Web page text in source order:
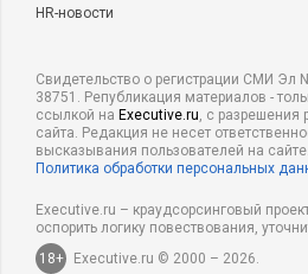
HR-новости
Свидетельство о регистрации СМИ Эл
38751. Републикация материалов -
ссылкой на Executive.ru, с разрешения
сайта. Редакция не несет
высказывания пользователей на сайте.
Политика обработки персональных
Executive.ru – краудсорсинговый
оспорить логику повествования,
18+
Executive.ru © 2000 – 2026.